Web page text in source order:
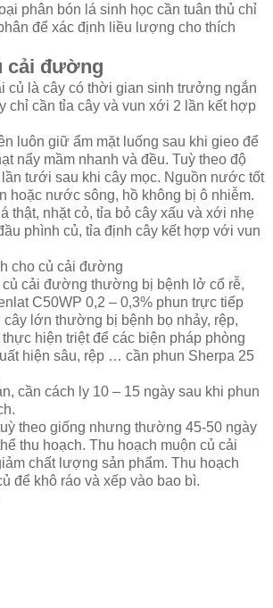
phân bón lá sinh học cần tuân thủ chỉ
để xác định liều lượng cho thích
cải đường
củ là cây có thời gian sinh trưởng ngắn
chỉ cần tỉa cây và vun xới 2 lần kết hợp
luôn giữ ẩm mặt luống sau khi gieo để
nẩy mầm nhanh và đều. Tuỳ theo độ
tưới sau khi cây mọc. Nguồn nước tốt
hoặc nước sông, hồ không bị ô nhiễm.
thật, nhặt cỏ, tỉa bỏ cây xấu và xới nhẹ
phình củ, tỉa định cây kết hợp với vun
cho củ cải đường
củ cải đường thường bị bệnh lở cổ rễ,
C50WP 0,2 – 0,3% phun trực tiếp
cây lớn thường bị bệnh bọ nhảy, rệp,
hiện triệt để các biện pháp phòng
hiện sâu, rệp … cần phun Sherpa 25
cần cách ly 10 – 15 ngày sau khi phun
theo giống nhưng thường 45-50 ngày
thu hoạch. Thu hoạch muộn củ cải
chất lượng sản phẩm. Thu hoạch
để khô ráo và xếp vào bao bì.